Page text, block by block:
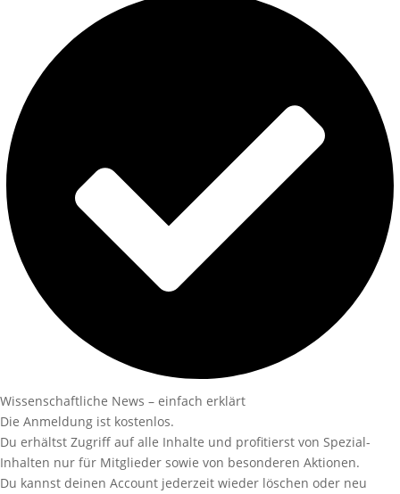
Wissenschaftliche News – einfach erklärt
Die Anmeldung ist kostenlos.
Du erhältst Zugriff auf alle Inhalte und profitierst von Spezial-
Inhalten nur für Mitglieder sowie von besonderen Aktionen.
Du kannst deinen Account jederzeit wieder löschen oder neu